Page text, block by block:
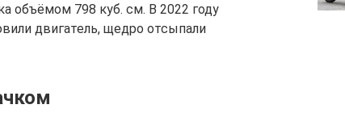
объёмом 798 куб. см. В 2022 году
двигатель, щедро отсыпали